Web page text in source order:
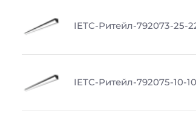
IETC-Ритейл-792073-25-
IETC-Ритейл-792075-10-